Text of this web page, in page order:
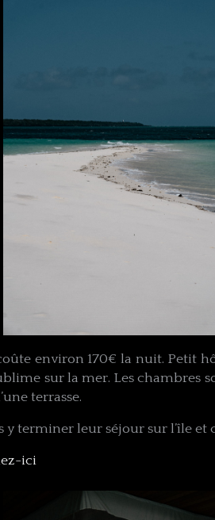
environ 170€ la nuit. Petit
sur la mer. Les chambres
terrasse.
y terminer leur séjour sur l’île et
ici